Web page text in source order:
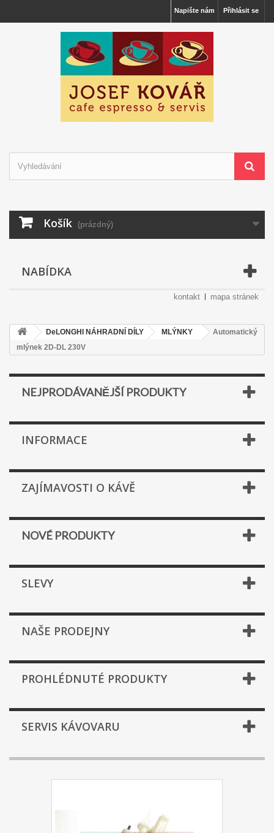
Přihlásit se
Napište nám
Košík (prázdný)
NABÍDKA
kontakt mapa stránek
DeLONGHI NÁHRADNÍ DÍLY MLÝNKY
Automatický
mlýnek 2D-DL 230V
NEJPRODÁVANĚJŠÍ PRODUKTY
INFORMACE
ZAJÍMAVOSTI O KÁVĚ
NOVÉ PRODUKTY
SLEVY
NAŠE PRODEJNY
PROHLÉDNUTÉ PRODUKTY
SERVIS KÁVOVARU